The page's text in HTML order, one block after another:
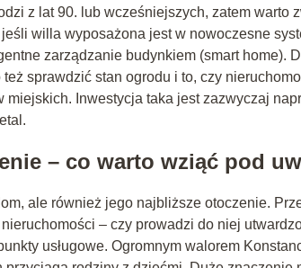
z lat 90. lub wcześniejszych, zatem warto
willa wyposażona jest w nowoczesne
zarządzanie budynkiem (smart home).
sprawdzić stan ogrodu i to, czy
miejskich. Inwestycja taka jest zazwyczaj
– co warto wziąć pod
ale również jego najbliższe otoczenie.
– czy prowadzi do niej
usługowe. Ogromnym walorem